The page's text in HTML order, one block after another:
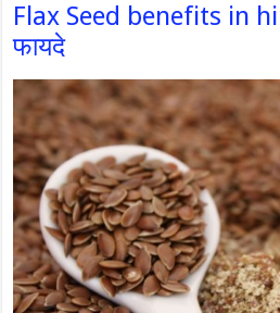
Flax Seed benefits in
फायदे